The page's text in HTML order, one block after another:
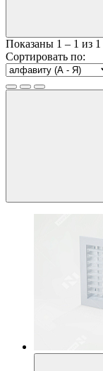
Показаны 1 – 1 из 1
Сортировать по: